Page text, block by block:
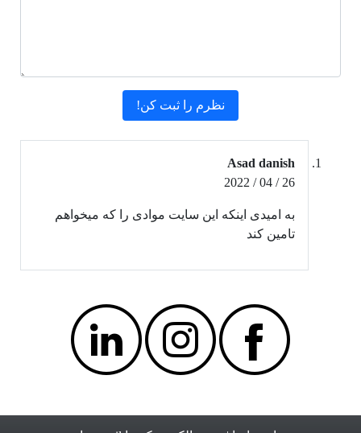
Asad danish
26 / 04 / 2022
به امیدی اینکه این سایت موادی را که میخواهم
تامین کند